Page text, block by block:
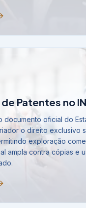
Patentes no
documento oficial do
o direito exclusivo
exploração
ampla contra cópias e